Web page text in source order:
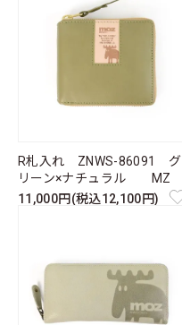
R札入れ ZNWS-86091 グ
リーン×ナチュラル MZ
11,000円(税込12,100円)